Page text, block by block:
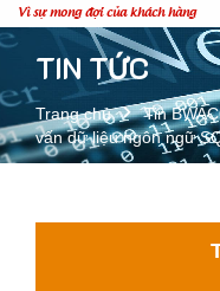
Vì sự mong đợi của khách hàng
TIN TỨC
Trang chủ Tin
vấn dữ liệu ngôn ngữ